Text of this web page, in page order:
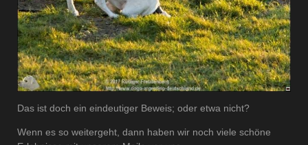
Das ist doch ein eindeutiger Beweis; oder etwa nicht?
Wenn es so weitergeht, dann haben wir noch viele schöne